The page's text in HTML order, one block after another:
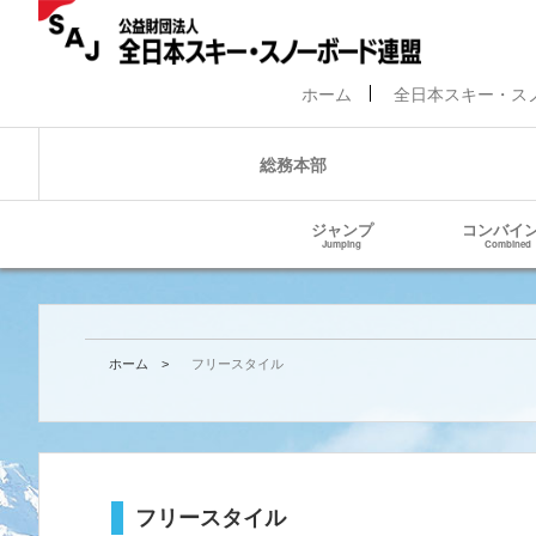
ホーム 全日本スキー・ス
総務本部
ジャンプ
Jumping
コンバイ
Combined
ホーム > フリースタイル
フリースタイル